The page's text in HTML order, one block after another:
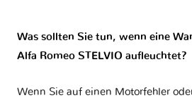
Was sollten Sie tun, wenn eine
Alfa Romeo STELVIO aufleuchtet?
Wenn Sie auf einen Motorfehler